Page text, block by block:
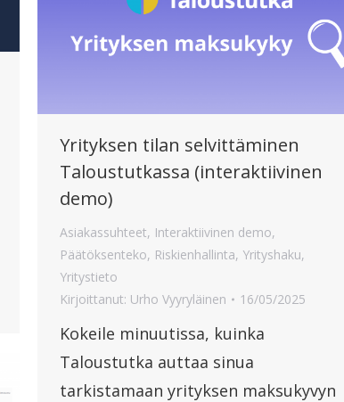
Yrityksen tilan selvittäminen
Taloustutkassa (interaktiivinen
demo)
Asiakassuhteet, Interaktiivinen demo,
Päätöksenteko, Riskienhallinta, Yrityshaku,
Yritystieto
Kirjoittanut: Urho Vyyryläinen 16/05/2025
Kokeile minuutissa, kuinka
Taloustutka auttaa sinua
tarkistamaan yrityksen maksukyvyn